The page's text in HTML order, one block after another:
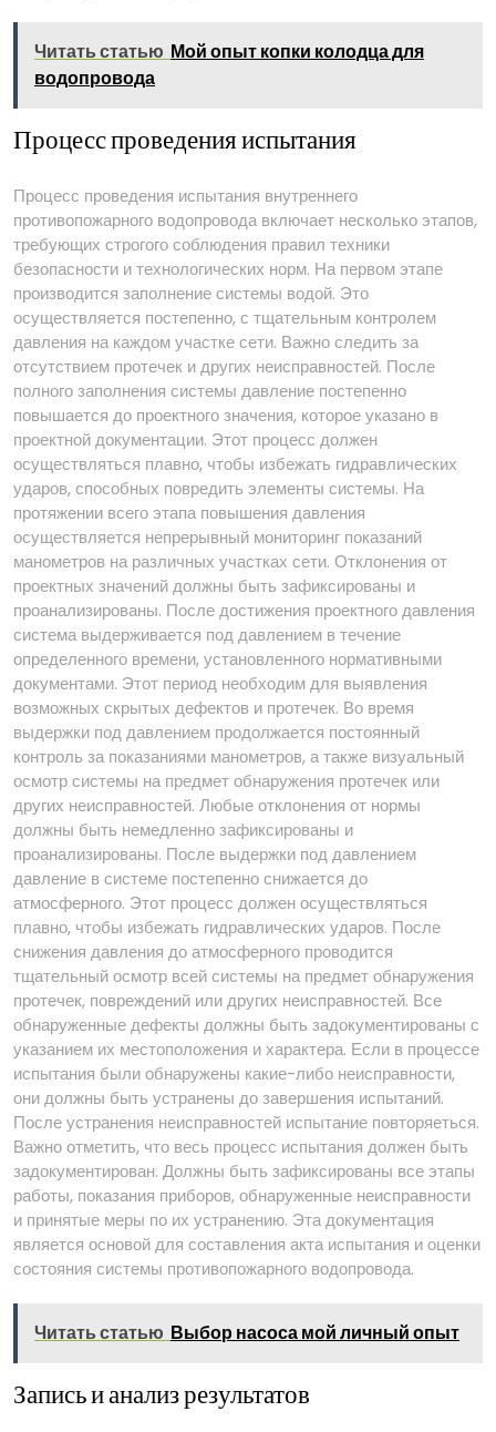
Читать статью Мой опыт копки колодца для
водопровода
Процесс проведения испытания
Процесс проведения испытания внутреннего
противопожарного водопровода включает несколько этапов,
требующих строгого соблюдения правил техники
безопасности и технологических норм. На первом этапе
производится заполнение системы водой. Это
осуществляется постепенно, с тщательным контролем
давления на каждом участке сети. Важно следить за
отсутствием протечек и других неисправностей. После
полного заполнения системы давление постепенно
повышается до проектного значения, которое указано в
проектной документации. Этот процесс должен
осуществляться плавно, чтобы избежать гидравлических
ударов, способных повредить элементы системы. На
протяжении всего этапа повышения давления
осуществляется непрерывный мониторинг показаний
манометров на различных участках сети. Отклонения от
проектных значений должны быть зафиксированы и
проанализированы. После достижения проектного давления
система выдерживается под давлением в течение
определенного времени, установленного нормативными
документами. Этот период необходим для выявления
возможных скрытых дефектов и протечек. Во время
выдержки под давлением продолжается постоянный
контроль за показаниями манометров, а также визуальный
осмотр системы на предмет обнаружения протечек или
других неисправностей. Любые отклонения от нормы
должны быть немедленно зафиксированы и
проанализированы. После выдержки под давлением
давление в системе постепенно снижается до
атмосферного. Этот процесс должен осуществляться
плавно, чтобы избежать гидравлических ударов. После
снижения давления до атмосферного проводится
тщательный осмотр всей системы на предмет обнаружения
протечек, повреждений или других неисправностей. Все
обнаруженные дефекты должны быть задокументированы с
указанием их местоположения и характера. Если в процессе
испытания были обнаружены какие-либо неисправности,
они должны быть устранены до завершения испытаний.
После устранения неисправностей испытание повторяеться.
Важно отметить, что весь процесс испытания должен быть
задокументирован. Должны быть зафиксированы все этапы
работы, показания приборов, обнаруженные неисправности
и принятые меры по их устранению. Эта документация
является основой для составления акта испытания и оценки
состояния системы противопожарного водопровода.
Читать статью Выбор насоса мой личный опыт
Запись и анализ результатов